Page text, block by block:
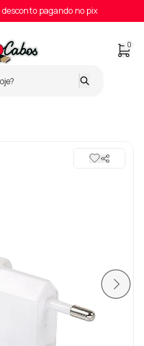
pagando no pix
0